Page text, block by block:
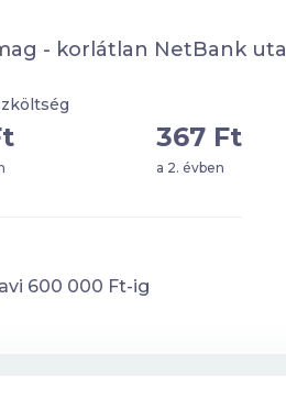
NetBank utalási kedvezménnyel
367 Ft
a 2. évben
600 000 Ft-ig